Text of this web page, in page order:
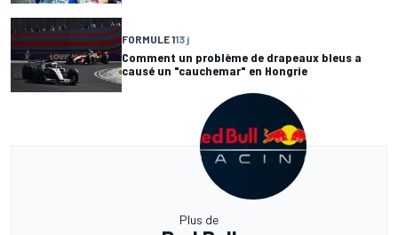
FORMULE 113 j
Comment un problème de drapeaux bleus a
causé un "cauchemar" en Hongrie
Plus de